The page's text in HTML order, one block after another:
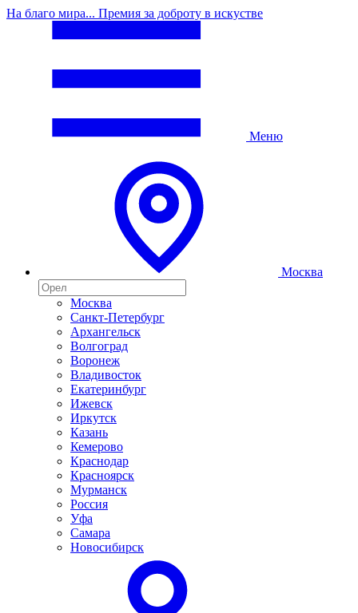
На благо мира... Премия за доброту в искустве
Меню
Москва
Москва
Санкт-Петербург
Архангельск
Волгоград
Воронеж
Владивосток
Екатеринбург
Ижевск
Иркутск
Казань
Кемерово
Краснодар
Красноярск
Мурманск
Россия
Уфа
Самара
Новосибирск